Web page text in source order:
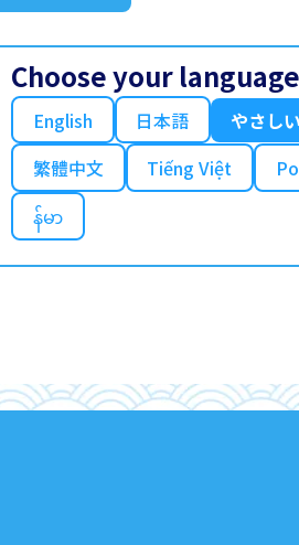
Choose your language
English 日本語 やさし
繁體中文
Tiếng Việt
န်မာ